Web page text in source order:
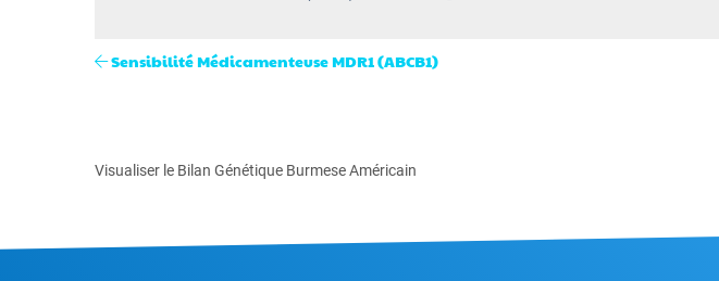
Sensibilité Médicamenteuse MDR1 (ABCB1)
Visualiser le Bilan Génétique Burmese Américain